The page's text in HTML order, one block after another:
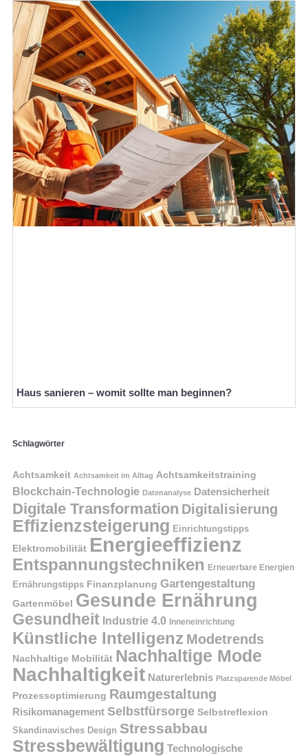
Haus sanieren – womit sollte man beginnen?
Schlagwörter
Achtsamkeit Achtsamkeit im Alltag Achtsamkeitstraining
Blockchain-Technologie Datenanalyse Datensicherheit
Digitale Transformation Digitalisierung
Effizienzsteigerung Einrichtungstipps
Elektromobilität Energieeffizienz
Entspannungstechniken Erneuerbare Energien
Ernährungstipps Finanzplanung Gartengestaltung
Gartenmöbel Gesunde Ernährung
Gesundheit Industrie 4.0 Inneneinrichtung
Künstliche Intelligenz Modetrends
Nachhaltige Mobilität Nachhaltige Mode
Nachhaltigkeit Naturerlebnis Platzsparende Möbel
Prozessoptimierung Raumgestaltung
Risikomanagement Selbstfürsorge Selbstreflexion
Skandinavisches Design Stressabbau
Stressbewältigung Technologische